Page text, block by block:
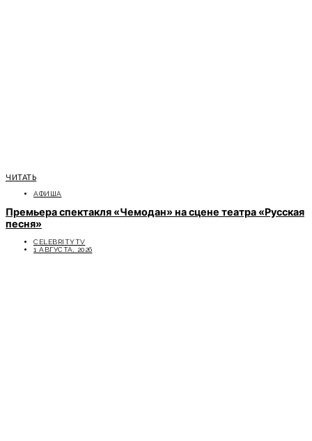
ЧИТАТЬ
АФИША
Премьера спектакля «Чемодан» на сцене театра «Русская
песня»
CELEBRITYTV
1 АВГУСТА, 2026